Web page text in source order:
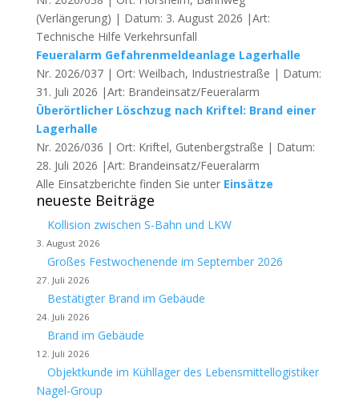
(Verlängerung) | Datum: 3. August 2026 |Art:
Technische Hilfe Verkehrsunfall
Feueralarm Gefahrenmeldeanlage Lagerhalle
Nr. 2026/037 | Ort: Weilbach, Industriestraße | Datum:
31. Juli 2026 |Art: Brandeinsatz/Feueralarm
Überörtlicher Löschzug nach Kriftel: Brand einer
Lagerhalle
Nr. 2026/036 | Ort: Kriftel, Gutenbergstraße | Datum:
28. Juli 2026 |Art: Brandeinsatz/Feueralarm
Alle Einsatzberichte finden Sie unter Einsätze
neueste Beiträge
Kollision zwischen S-Bahn und LKW
3. August 2026
Großes Festwochenende im September 2026
27. Juli 2026
Bestätigter Brand im Gebäude
24. Juli 2026
Brand im Gebäude
12. Juli 2026
Objektkunde im Kühllager des Lebensmittellogistiker
Nagel-Group